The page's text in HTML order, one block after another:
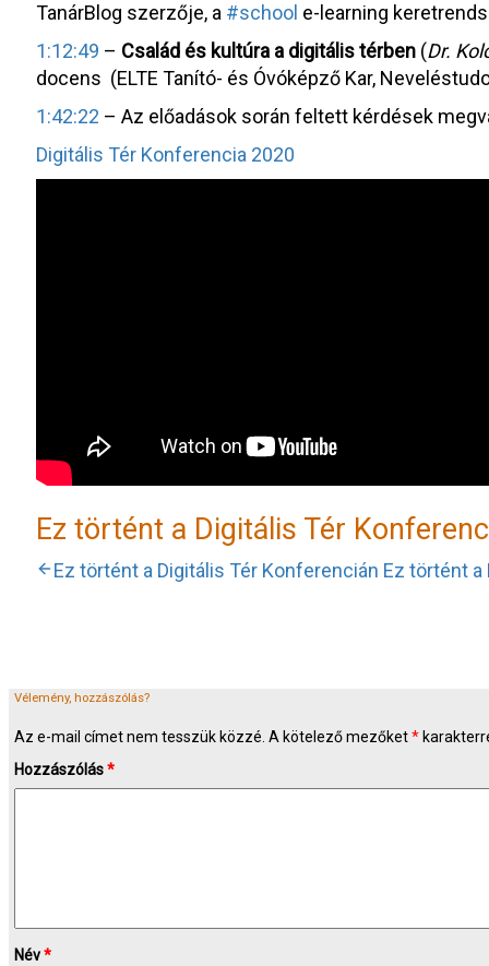
TanárBlog szerzője, a #school e-learning
1:12:49 – Család és kultúra a digitális térben (Dr.
docens (ELTE Tanító- és Óvóképző Kar,
1:42:22 – Az előadások során feltett kérdések
Digitális Tér Konferencia 2020
Ez történt a Digitális Tér
Ez történt a Digitális Tér Konferencián Ez történt a
Vélemény, hozzászólás?
Az e-mail címet nem tesszük közzé. A kötelező mezőket*
Hozzászólás*
Név*